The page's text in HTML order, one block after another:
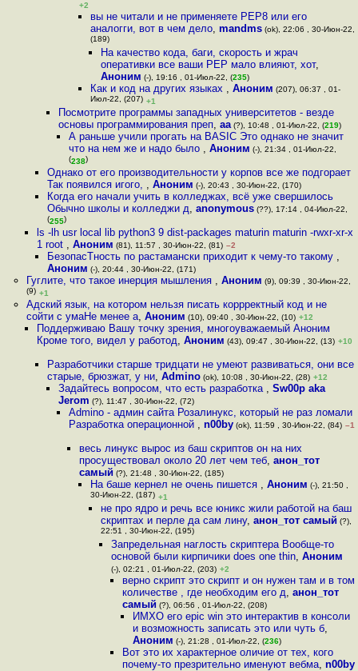
+2
вы не читали и не применяете PEP8 или его
аналогги, вот в чем дело, mandms(ok), 22:06 , 30-Июн-22,
(189)
На качество кода, баги, скорость и жрач
оперативки все ваши PEP мало влияют, хот,
Аноним (-), 19:16 , 01-Июл-22, (235)
Как и код на других языках , Аноним (207), 06:37 , 01-
Июл-22, (207) +1
Посмотрите программы западных университетов - везде
основы программирования преп, aa(?), 10:48 , 01-Июл-22, (219)
А раньше учили прогать на BASIC Это однако не значит
что на нем же и надо было , Аноним (-), 21:34 , 01-Июл-22,
(238)
Однако от его производительности у корпов все же подгорает
Так появился игого, ,Аноним (-), 20:43 , 30-Июн-22, (170)
Когда его начали учить в колледжах, всё уже свершилось
Обычно школы и колледжи д,anonymous (??), 17:14 , 04-Июл-22,
(255)
ls -lh usr local lib python3 9 dist-packages maturin maturin -rwxr-xr-x
1 root , Аноним (81), 11:57 , 30-Июн-22, (81) –2
БезопасТность по растамански приходит к чему-то такому ,
Аноним (-), 20:44 , 30-Июн-22, (171)
Гуглите, что такое инерция мышления , Аноним (9), 09:39 , 30-Июн-22,
(9) +1
Адский язык, на котором нельзя писать коррректный код и не
сойти с умаНе менее а, Аноним (10), 09:40 , 30-Июн-22, (10) +12
Поддерживаю Вашу точку зрения, многоуважаемый Аноним
Кроме того, видел у работод, Аноним (43), 09:47 , 30-Июн-22, (13) +10
Разработчики старше тридцати не умеют развиваться, они все
старые, брюзжат, у ни,Admino (ok), 10:08 , 30-Июн-22, (28) +12
Задайтесь вопросом, что есть разработка , Sw00p aka
Jerom (?), 11:47 , 30-Июн-22, (72)
Admino - админ сайта Розалинукс, который не раз ломали
Разработка операционной , n00by(ok), 11:59 , 30-Июн-22, (84) –1
весь линукс вырос из баш скриптов он на них
просуществовал около 20 лет чем теб,анон_тот
самый (?), 21:48 , 30-Июн-22, (185)
На баше кернел не очень пишется , Аноним (-), 21:50 ,
30-Июн-22, (187) +1
не про ядро и речь все юникс жили работой на баш
скриптах и перле да сам лину, анон_тот самый (?),
22:51 , 30-Июн-22, (195)
Запредельная наглость скриптера Вообще-то
основой были кирпичики does one thin,Аноним
(-), 02:21 , 01-Июл-22, (203) +2
верно скрипт это скрипт и он нужен там и в том
количестве , где необходим его д, анон_тот
самый (?), 06:56 , 01-Июл-22, (208)
ИМХО его epic win это интерактив в консоли
и возможность записать это или чуть б,
Аноним (-), 21:28 , 01-Июл-22, (236)
Вот это их характерное оличие от тех, кого
почему-то презрительно именуют вебма, n00by